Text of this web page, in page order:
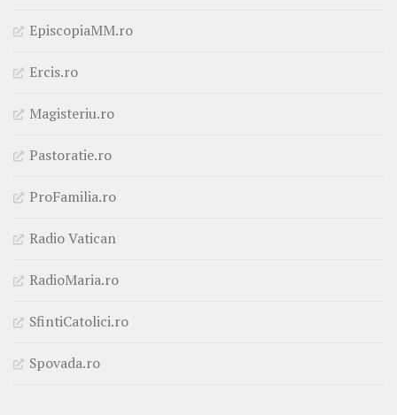
EpiscopiaMM.ro
Ercis.ro
Magisteriu.ro
Pastoratie.ro
ProFamilia.ro
Radio Vatican
RadioMaria.ro
SfintiCatolici.ro
Spovada.ro